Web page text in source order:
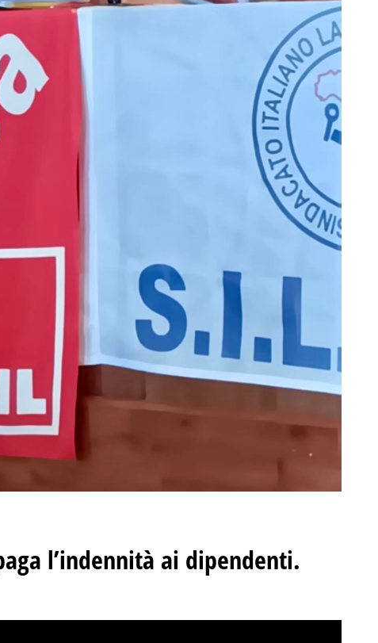
l’indennità ai dipendenti.